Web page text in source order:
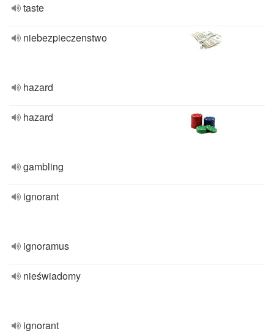
taste
niebezpieczenstwo
hazard
hazard
gambling
ignorant
ignoramus
nieświadomy
ignorant